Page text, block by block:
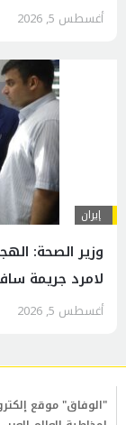
أغسطس 5, 2026
إيران
وزير الصحة:
لامرد جريمة
أغسطس 5, 2026
"الوفاق" موقع